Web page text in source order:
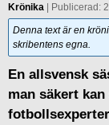
Krönika | Publicerad:
Denna text är en
skribentens egna.
En allsvensk
man säkert